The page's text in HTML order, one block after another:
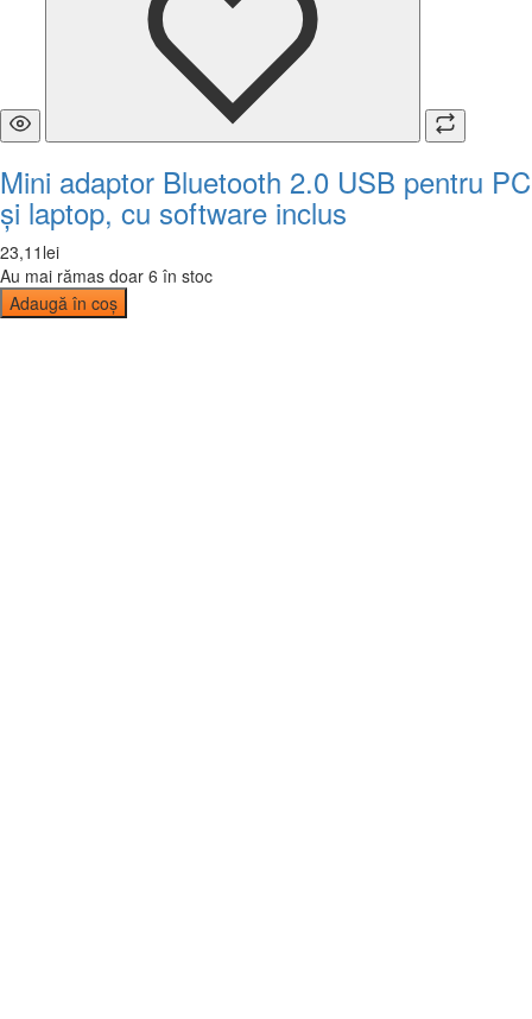
Mini adaptor Bluetooth 2.0 USB pentru PC
și laptop, cu software inclus
23,11 lei
Au mai rămas doar 6 în stoc
Adaugă în coș